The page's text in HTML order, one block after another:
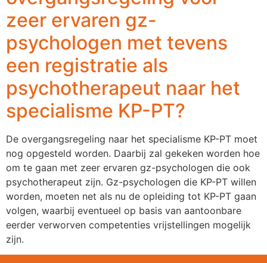
zeer ervaren gz-
psychologen met tevens
een registratie als
psychotherapeut naar het
specialisme KP-PT?
De overgangsregeling naar het specialisme KP-PT moet
nog opgesteld worden. Daarbij zal gekeken worden hoe
om te gaan met zeer ervaren gz-psychologen die ook
psychotherapeut zijn. Gz-psychologen die KP-PT willen
worden, moeten net als nu de opleiding tot KP-PT gaan
volgen, waarbij eventueel op basis van aantoonbare
eerder verworven competenties vrijstellingen mogelijk
zijn.